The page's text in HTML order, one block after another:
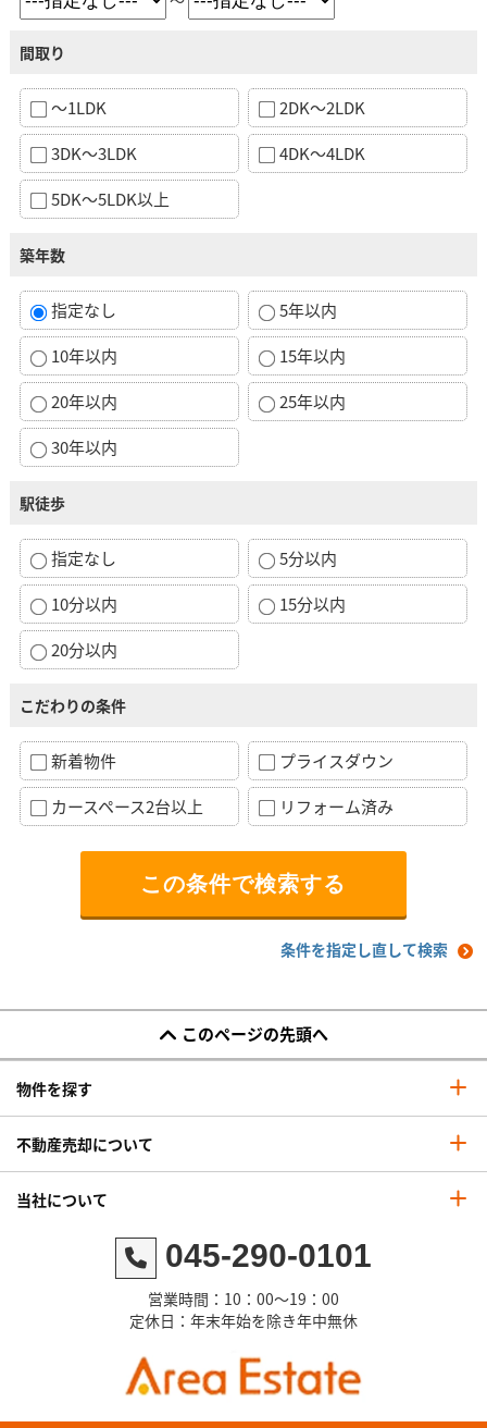
間取り
～1LDK
2DK～2LDK
3DK～3LDK
4DK～4LDK
5DK～5LDK以上
築年数
指定なし
5年以内
10年以内
15年以内
20年以内
25年以内
30年以内
駅徒歩
指定なし
5分以内
10分以内
15分以内
20分以内
こだわりの条件
新着物件
プライスダウン
カースペース2台以上
リフォーム済み
条件を指定し直して検索
このページの先頭へ
物件を探す
不動産売却について
当社について
045-290-0101
営業時間：10：00～19：00
定休日：年末年始を除き年中無休